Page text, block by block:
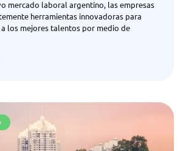
mercado laboral argentino, las empresas
herramientas innovadoras para
los mejores talentos por medio de